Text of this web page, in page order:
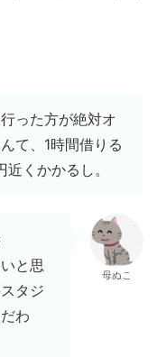
った方が絶対オ
て、1時間借りる
くかかるし。
と思
タジ
わ
母ぬこ